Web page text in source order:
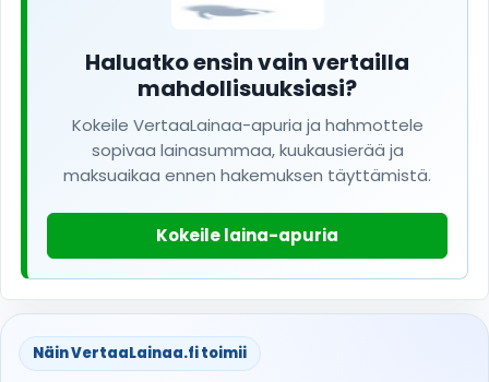
Haluatko ensin vain vertailla
mahdollisuuksiasi?
Kokeile VertaaLainaa-apuria ja hahmottele
sopivaa lainasummaa, kuukausierää ja
maksuaikaa ennen hakemuksen täyttämistä.
Kokeile laina-apuria
Näin VertaaLainaa.fi toimii